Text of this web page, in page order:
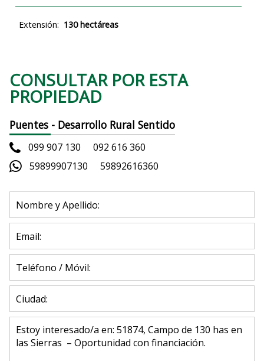
Extensión: 130 hectáreas
CONSULTAR POR ESTA
PROPIEDAD
Puentes - Desarrollo Rural Sentido
099 907 130
092 616 360
59899907130
59892616360